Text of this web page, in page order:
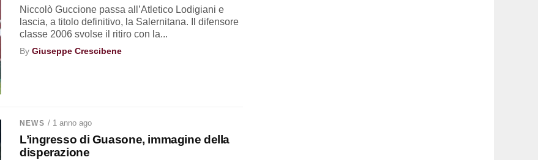
Niccolò Guccione passa all’Atletico Lodigiani e
lascia, a titolo definitivo, la Salernitana. Il difensore
classe 2006 svolse il ritiro con la...
ByGiuseppe Crescibene
NEWS / 1 anno ago
L’ingresso di Guasone, immagine della
disperazione